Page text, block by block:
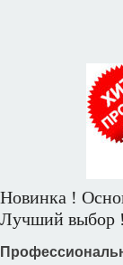
Новинка !
Лучший выбор !